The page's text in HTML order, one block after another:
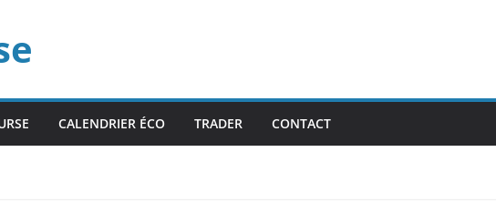
CALENDRIER ÉCO TRADER CONTACT